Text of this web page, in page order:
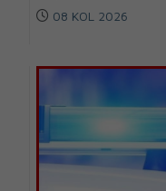
08 KOL 2026